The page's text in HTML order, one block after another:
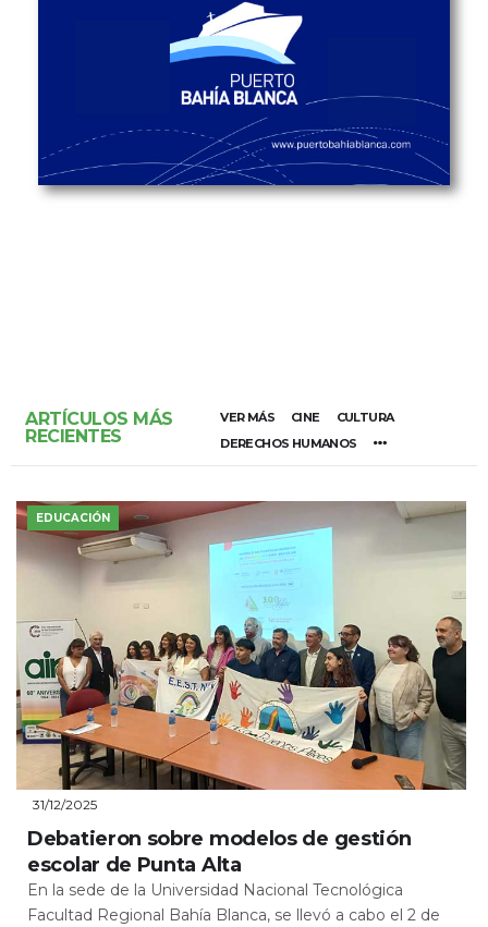
ARTÍCULOS MÁS
RECIENTES
VER MÁS CINE
CULTURA
DERECHOS HUMANOS
EDUCACIÓN
31/12/2025
Debatieron sobre modelos de gestión
escolar de Punta Alta
En la sede de la Universidad Nacional Tecnológica
Facultad Regional Bahía Blanca, se llevó a cabo el 2 de